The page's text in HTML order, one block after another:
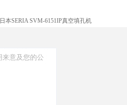
日本SERIA SVM-6151IP真空填孔机